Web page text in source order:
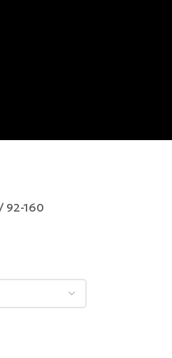
92-160